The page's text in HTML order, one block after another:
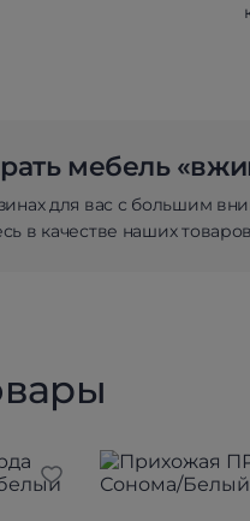
мебель
для вас с большим
в качестве наших